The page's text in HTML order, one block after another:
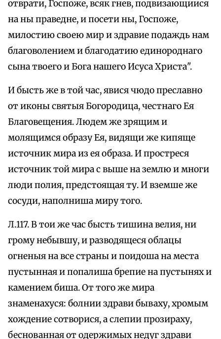
отврати, Госпоже, всяк гнев, подвизающиися
на ны праведне, и посети ны, Госпоже,
милостию своею мир и здравие подаждь нам
благоволением и благодатию единороднаго
сына твоего и Бога нашего Исуса Христа".
И бысть же в той час, явися чюдо преславно
от иконы святыя Богородица, честнаго Ея
Благовещения. Людем же зрящим и
молящимся образу Ея, видящи же кипяще
источник мира из ея образа. И простреся
источник той мира с выше на землю и многи
люди полия, предстоящая ту. И вземше же
сосуди, наполниша миру того.
Л.117. В тои же час бысть тишина велия, ни
грому небывшу, и разводящеся облацы
огненыя на все страны и поидоша на места
пустынная и попалиша брепие на пустынях и
камением биша. От того же мира
знаменахуся: болнии здрави бываху, хромым
хождение сотворися, а слепии прозираху,
беснованная от одержимых недуг здрави